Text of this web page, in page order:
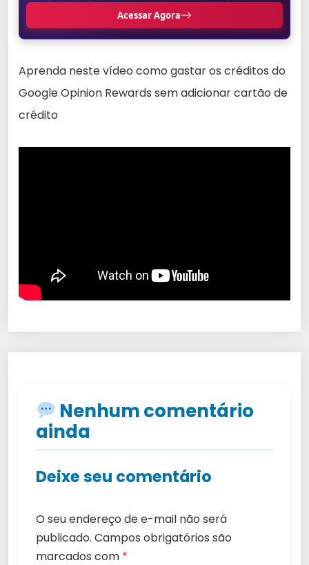
Acessar Agora
Aprenda neste vídeo como gastar os créditos do
Google Opinion Rewards sem adicionar cartão de
crédito
Nenhum comentário
ainda
Deixe seu comentário
O seu endereço de e-mail não será
publicado. Campos obrigatórios são
marcados com *